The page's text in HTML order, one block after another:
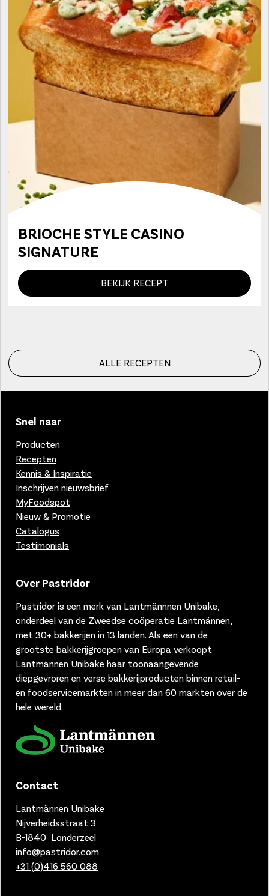
BRIOCHE STYLE CASINO
SIGNATURE
BEKIJK RECEPT
ALLE RECEPTEN
Snel naar
Producten
Recepten
Kennis & Inspiratie
Inschrijven nieuwsbrief
MyFoodspot
Nieuw & Promotie
Catalogus
Testimonials
Over Pastridor
Pastridor is een merk van Lantmännnen Unibake,
onderdeel van de Zweedse coöperatie Lantmännen,
met 30+ bakkerijen in 13 landen. Als een van de
grootste bakkerijgroepen van Europa verkoopt
Lantmännen Unibake haar toonaangevende
diepgevroren en verse bakkerijproducten binnen retail-
en foodservicemarkten in meer dan 60 markten over de
hele wereld.
Contact
Lantmännen Unibake
Nijverheidsstraat 3
B-1840 Londerzeel
info@pastridor.com
+31 (0)416 560 088